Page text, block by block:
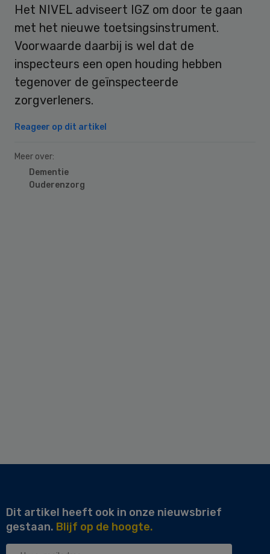
Het NIVEL adviseert IGZ om door te gaan
met het nieuwe toetsingsinstrument.
Voorwaarde daarbij is wel dat de
inspecteurs een open houding hebben
tegenover de geïnspecteerde
zorgverleners.
Reageer op dit artikel
Meer over:
Dementie
Ouderenzorg
Dit artikel heeft ook in onze nieuwsbrief
gestaan. Blijf op de hoogte.
Uw